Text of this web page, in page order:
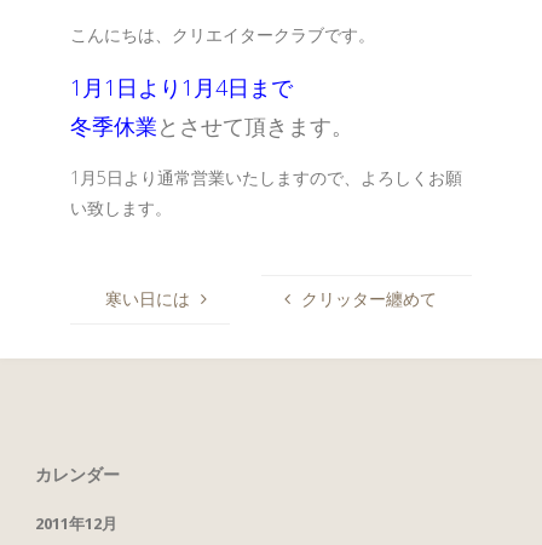
こんにちは、クリエイタークラブです。
1月1日より1月4日まで
冬季休業とさせて頂きます。
1月5日より通常営業いたしますので、よろしくお願
い致します。
クリッター纏めて
寒い日には
カレンダー
2011年12月